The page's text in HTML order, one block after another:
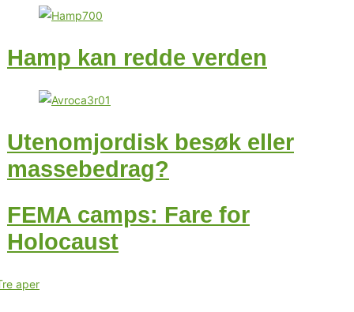
Hamp kan redde verden
Utenomjordisk besøk eller
massebedrag?
FEMA camps: Fare for
Holocaust